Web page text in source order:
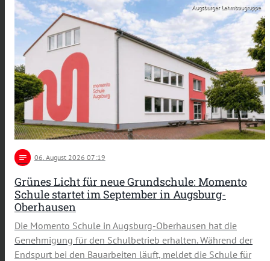
Augsburger Lehmbaugruppe
notes 06. August 2026 07:19
Grünes Licht für neue Grundschule: Momento
Schule startet im September in Augsburg-
Oberhausen
Die Momento Schule in Augsburg-Oberhausen hat die
Genehmigung für den Schulbetrieb erhalten. Während der
Endspurt bei den Bauarbeiten läuft, meldet die Schule für